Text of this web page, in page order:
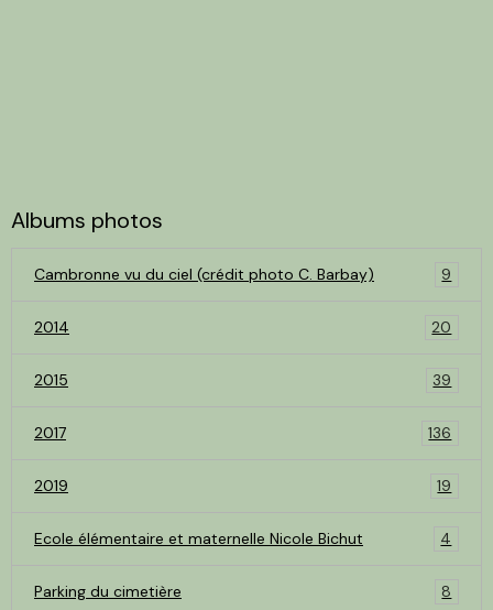
Albums photos
Cambronne vu du ciel (crédit photo C. Barbay) 9
2014 20
2015 39
2017 136
2019 19
Ecole élémentaire et maternelle Nicole Bichut 4
Parking du cimetière 8